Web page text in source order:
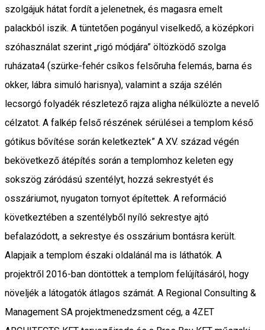
szolgájuk hátat fordít a jelenetnek, és magasra emelt
palackból iszik. A tüntetően pogányul viselkedő, a középkori
szóhasználat szerint „rigó módjára” öltözködő szolga
ruházata4 (szürke-fehér csíkos felsőruha felemás, barna és
okker, lábra simuló harisnya), valamint a szája szélén
lecsorgó folyadék részletező rajza aligha nélkülözte a nevelő
célzatot. A falkép felső részének sérülései a templom késő
gótikus bővítése során keletkeztek” A XV. század végén
bekövetkező átépítés során a templomhoz keleten egy
sokszög záródású szentélyt, hozzá sekrestyét és
osszáriumot, nyugaton tornyot építettek. A reformáció
következtében a szentélyből nyíló sekrestye ajtó
befalazódott, a sekrestye és osszárium bontásra került.
Alapjaik a templom északi oldalánál ma is láthatók. A
projektről 2016-ban döntöttek a templom felújításáról, hogy
növeljék a látogatók átlagos számát. A Regional Consulting &
Management SA projektmenedzsment cég, a 4ZET